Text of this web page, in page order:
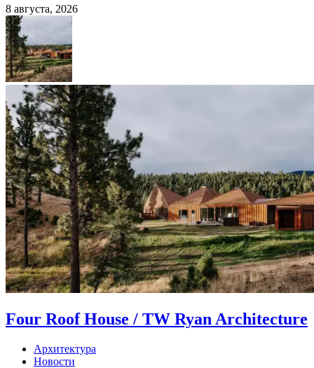
8 августа, 2026
Four Roof House / TW Ryan Architecture
Архитектура
Новости